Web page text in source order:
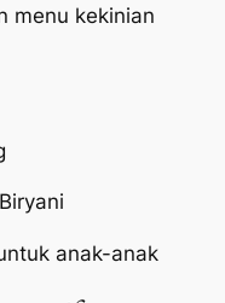
menu kekinian
anak-anak